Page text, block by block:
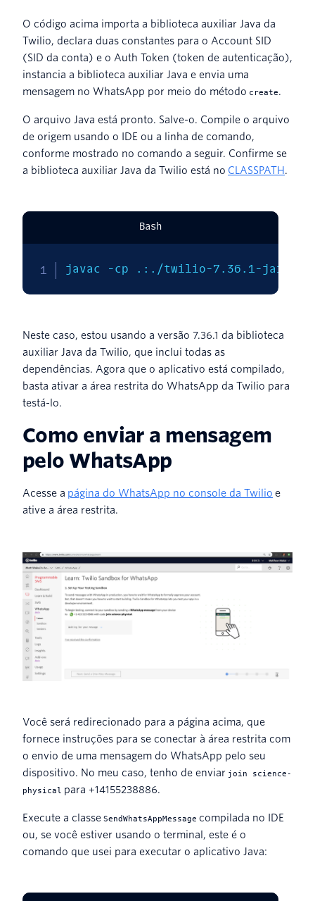
O código acima importa a biblioteca auxiliar Java da
Twilio, declara duas constantes para o Account SID
(SID da conta) e o Auth Token (token de autenticação),
instancia a biblioteca auxiliar Java e envia uma
mensagem no WhatsApp por meio do método create.
O arquivo Java está pronto. Salve-o. Compile o arquivo
de origem usando o IDE ou a linha de comando,
conforme mostrado no comando a seguir. Confirme se
a biblioteca auxiliar Java da Twilio está no CLASSPATH.
Bash
javac -cp .:./twilio-7.36.1-jar-with-
Neste caso, estou usando a versão 7.36.1 da biblioteca
auxiliar Java da Twilio, que inclui todas as
dependências. Agora que o aplicativo está compilado,
basta ativar a área restrita do WhatsApp da Twilio para
testá-lo.
Como enviar a mensagem
pelo WhatsApp
Acesse a página do WhatsApp no console da Twilio e
ative a área restrita.
Você será redirecionado para a página acima, que
fornece instruções para se conectar à área restrita com
o envio de uma mensagem do WhatsApp pelo seu
dispositivo. No meu caso, tenho de enviar join science-
physical para +14155238886.
Execute a classe SendWhatsAppMessage compilada no IDE
ou, se você estiver usando o terminal, este é o
comando que usei para executar o aplicativo Java: